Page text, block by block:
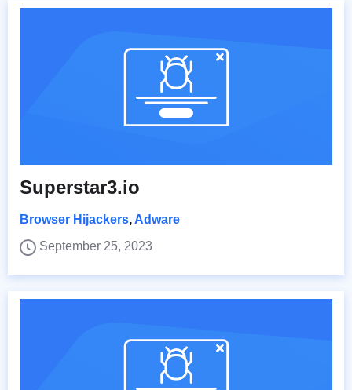
Superstar3.io
Browser Hijackers, Adware
September 25, 2023